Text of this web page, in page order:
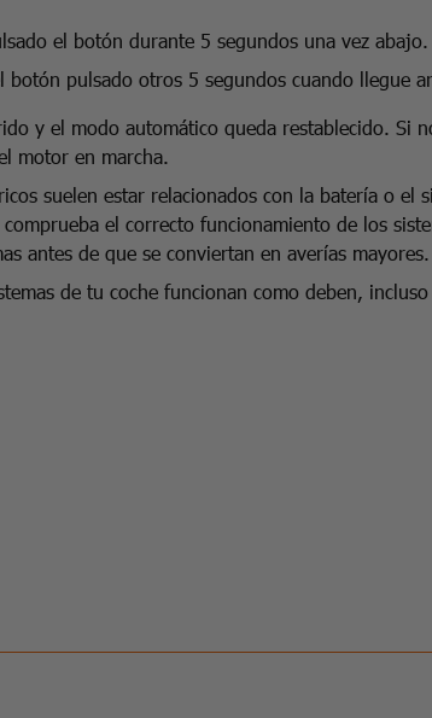
el botón durante 5 segundos una vez abajo.
pulsado otros 5 segundos cuando llegue
y el modo automático queda restablecido. Si
motor en marcha.
suelen estar relacionados con la batería o el
el correcto funcionamiento de los
antes de que se conviertan en averías mayores.
de tu coche funcionan como deben,